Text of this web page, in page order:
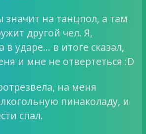
значит на танцпол, а там
другой чел. Я,
в ударе… в итоге сказал,
и мне не отвертеться :D
на меня
пинаколаду, и
спал.